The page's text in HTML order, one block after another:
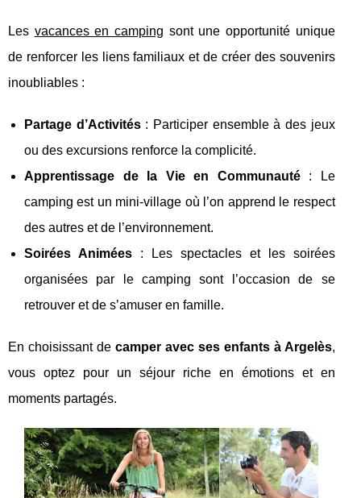
Les vacances en camping sont une opportunité unique
de renforcer les liens familiaux et de créer des souvenirs
inoubliables :
Partage d’Activités: Participer ensemble à des jeux
ou des excursions renforce la complicité.
Apprentissage de la Vie en Communauté: Le
camping est un mini-village où l’on apprend le respect
des autres et de l’environnement.
Soirées Animées: Les spectacles et les soirées
organisées par le camping sont l’occasion de se
retrouver et de s’amuser en famille.
En choisissant de camper avec ses enfants à Argelès,
vous optez pour un séjour riche en émotions et en
moments partagés.